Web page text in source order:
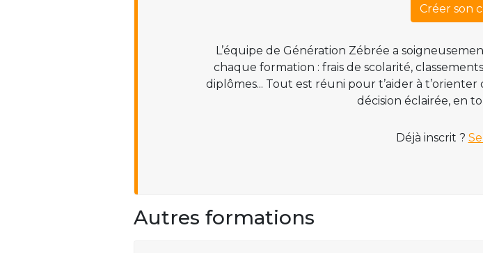
Créer son
L’équipe de Génération Zébrée a
chaque formation : frais de scolarité,
diplômes... Tout est réuni pour t’aider à
décision éclairée, en
Déjà inscrit ?
Autres formations